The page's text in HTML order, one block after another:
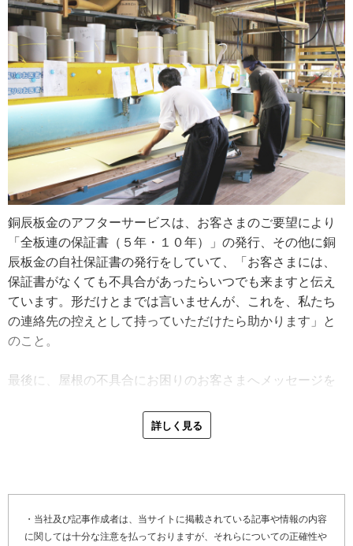
祖父の会社の『銅辰板金』の名前だけを屋号につけさせて
もらったと聞いています。当時の父は働き詰めで、母は、
父が休んでいるのを見たことがないと言っていました。私
が入社するまで、１人で会社を取り回していたんです」
齋藤さんの父は、脱サラからの修行、起業を経て、景気の
良い時も悪い時も1人で走り続けてきました。「高校を卒業
した息子が、自分の会社に入社する」これは、齋藤さんの
父にとってどれほど心強かったか計り知れません。
齋藤さんの入社当時は、加工から施工までの工程の全て
を、齋藤さんと父の2人で行っていました。その仕事量の多
さに、今までこれを１人でこなしていた父のたくましさ
を、齋藤さんは痛いほど感じたそうです。
「父は厳しい人です。道具や材料の名前を覚えること、挨
拶をすること、その他全般に厳しくて、何度も怒られまし
たね。父が年齢を重ねてますます厳しく頑固になる、そし
て私も仕事に慣れてそれなりのことができる年齢になる、
そうなると意見の食い違いで喧嘩が増えました。でも、あ
だからこそ丁寧に、時間をかけてやるんだ』と言われた時
とつひとつに、心を込めなければと思うようになりまし
りとなれば尚更です。しかし、親子だからこそぶつかり合
う、そして親子だからこそわかり合える。仲違いをする出
来事があっても、齋藤さん親子は、仕事の信念において同
に関しては、やはり今も探求心でいっぱいの様子。現在
も、ものづくりの講習を受けたり、板金組合に所属して諸
先輩方から新しい情報を入手したり、熱心に努力を続けて
います。
「板金組合では、ベテランの方々とのお付き合いができる
ので、大変助かっています。例えば地域の情報をもらった
り、『自分だったらこうする』と教わったり。また、新し
い技術や道具のことも組合の集まりの席で情報を仕入れ、
さらに工具の貸し借りもさせてもらえるので、本当に心強
いです」
齋藤さんが、雨漏り修理の屋根工事をする際に心がけてい
るのは、当たり前ですが「修理後に雨漏りを繰り返さない
ようにすること」。特に、屋根の天窓周りに関しては、雨
漏りしやすい箇所ということもあり、マニュアル以上の工
程を追加しているそうです。また、お客さまに施工部分の
ビフォーアフターの写真を見せ、その上で施工内容を説明
して工事終了としています。
の打ち合わせで、要望を細かく聞き出して、納得していた
だいてから作業に取り掛かるようにしています。あとは、
ます」
銅辰板金のアフターサービスは、お客さまのご要望により
「全板連の保証書（５年・１０年）」の発行、その他に銅
辰板金の自社保証書の発行をしていて、「お客さまには、
保証書がなくても不具合があったらいつでも来ますと伝え
ています。形だけとまでは言いませんが、これを、私たち
の連絡先の控えとして持っていただけたら助かります」と
のこと。
最後に、屋根の不具合にお困りのお客さまへメッセージを
「仕事は、誠心誠意でやります。お客さまの大切なお住ま
いです。『１級建築板金技能士（内外装板金作業）』や
責任を持って）でやらせていただきます。不具合箇所の写
真を準備しますので、お客さまの納得いく屋根工事をお約
束します。アフターフォローに関しても、保証書のあるな
詳しく見る
・当社及び記事作成者は、当サイトに掲載されている記事や情報の内容
に関しては十分な注意を払っておりますが、それらについての正確性や